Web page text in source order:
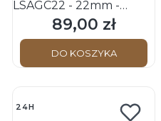
LSAGC22 - 22mm -
CIEMNY BRĄZ -
Skórzany pasek do
zegarka
Cena
89,00 zł
DO KOSZYKA
24H